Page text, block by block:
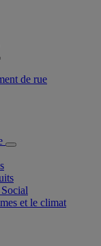
de rue
et le climat